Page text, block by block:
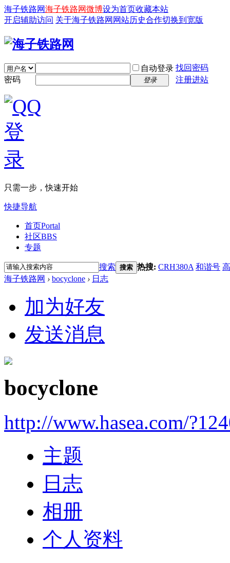
海子铁路网海子铁路网微博设为首页收藏本站
开启辅助访问 关于海子铁路网 网站历史合作切换到宽版
自动登录 找回密码
密码
登录 注册进站
只需一步，快速开始
快捷导航
首页Portal
社区BBS
专题
搜索 搜索 热搜: CRH380A 和谐号
海子铁路网 › bocyclone › 日志
加为好友
发送消息
bocyclone
http://www.hasea.com/
主题
日志
相册
个人资料